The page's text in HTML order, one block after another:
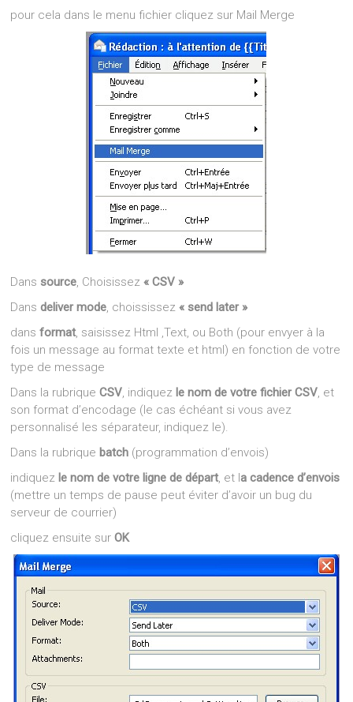
pour cela dans le menu fichier cliquez sur Mail Merge
Dans source, Choisissez« CSV »
Dansdeliver mode, choississez« send later »
dansformat, saisissez Html ,Text, ou Both (pour envyer à la
fois un message au format texte et html) en fonction de votre
type de message
Dans la rubriqueCSV, indiquez le nom de votre fichier CSV, et
son format d’encodage (le cas échéant si vous avez
personnalisé les séparateur, indiquez le).
Dans la rubrique batch (programmation d’envois)
indiquez le nom de votre ligne de départ, et la cadence d’envois
(mettre un temps de pause peut éviter d’avoir un bug du
serveur de courrier)
cliquez ensuite surOK